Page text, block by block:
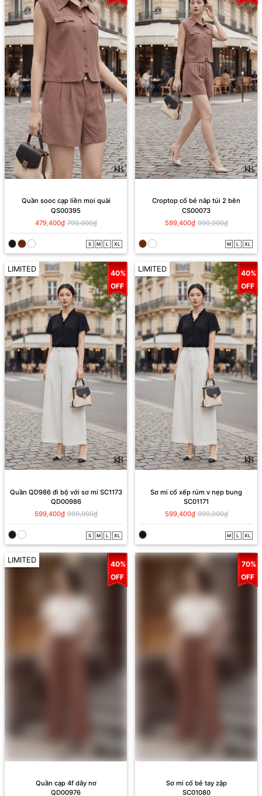
Quần sooc cạp liền moi quài
QS00395
479,400₫ 799,000₫
S M L XL
Croptop cổ bẻ nắp túi 2 bên
CS00073
599,400₫ 999,000₫
M L XL
LIMITED
40%
OFF
Quần QD986 đi bộ với sơ mi SC1173
QD00986
599,400₫ 999,000₫
S M L XL
LIMITED
40%
OFF
Sơ mi cổ xếp rúm v nẹp bung
SC01171
599,400₫ 999,000₫
M L XL
LIMITED
40%
OFF
Quần cạp 4f dây nơ
QD00976
70%
OFF
Sơ mi cổ bẻ tay zập
SC01080